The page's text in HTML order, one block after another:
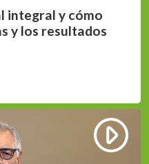
integral y cómo
y los resultados